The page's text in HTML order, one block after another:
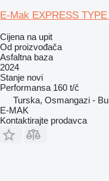
E-Mak EXPRESS
Cijena na upit
Od proizvođača
Asfaltna baza
2024
Stanje novi
Performansa 160 t/č
Turska, Osmangazi -
E-MAK
Kontaktirajte prodavca